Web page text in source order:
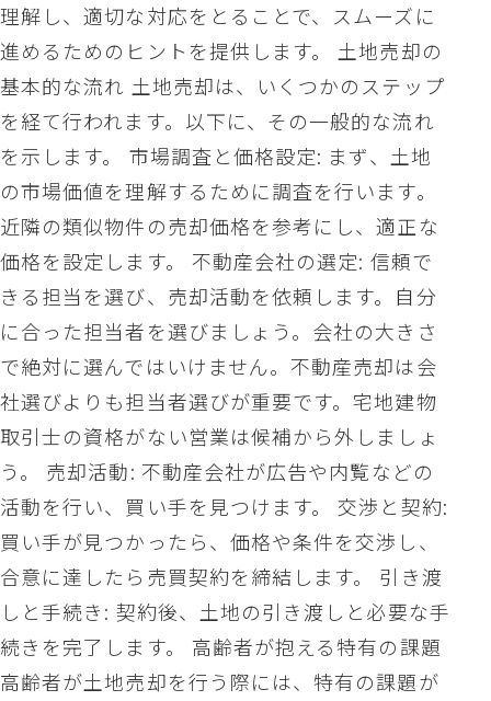
理解し、適切な対応をとることで、スムーズに
進めるためのヒントを提供します。 土地売却の
基本的な流れ 土地売却は、いくつかのステップ
を経て行われます。以下に、その一般的な流れ
を示します。 市場調査と価格設定: まず、土地
の市場価値を理解するために調査を行います。
近隣の類似物件の売却価格を参考にし、適正な
価格を設定します。 不動産会社の選定: 信頼で
きる担当を選び、売却活動を依頼します。自分
に合った担当者を選びましょう。会社の大きさ
で絶対に選んではいけません。不動産売却は会
社選びよりも担当者選びが重要です。宅地建物
取引士の資格がない営業は候補から外しましょ
う。 売却活動: 不動産会社が広告や内覧などの
活動を行い、買い手を見つけます。 交渉と契約:
買い手が見つかったら、価格や条件を交渉し、
合意に達したら売買契約を締結します。 引き渡
しと手続き: 契約後、土地の引き渡しと必要な手
続きを完了します。 高齢者が抱える特有の課題
高齢者が土地売却を行う際には、特有の課題が